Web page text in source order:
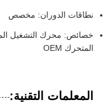
نطاقات الدوران: مخصص
خصائص: محرك التشغيل
المتحرك OEM
المعلمات التقنية: